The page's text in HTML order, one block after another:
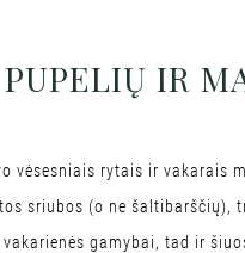
PUPELIŲ IR
vėsesniais rytais ir vakarais
sriubos (o ne
gamybai, tad ir